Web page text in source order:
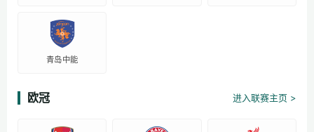
青岛中能
欧冠 进入联赛主页 >